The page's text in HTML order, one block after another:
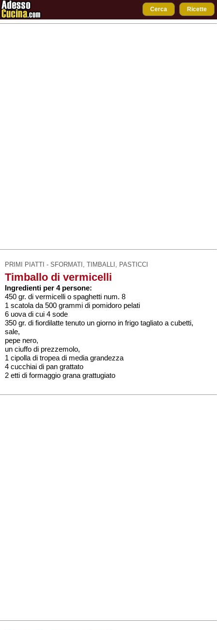
Cerca Ricette
PRIMI PIATTI - SFORMATI, TIMBALLI, PASTICCI
Timballo di vermicelli
Ingredienti per 4 persone:
450 gr. di vermicelli o spaghetti num. 8
1 scatola da 500 grammi di pomidoro pelati
6 uova di cui 4 sode
350 gr. di fiordilatte tenuto un giorno in frigo tagliato a cubetti,
sale,
pepe nero,
un ciuffo di prezzemolo,
1 cipolla di tropea di media grandezza
4 cucchiai di pan grattato
2 etti di formaggio grana grattugiato